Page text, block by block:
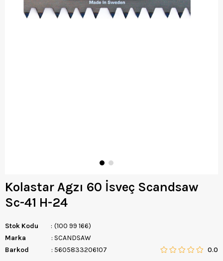
Kolastar Agzı 60 İsveç Scandsaw
Sc-41 H-24
Stok Kodu
(100 99 166)
Marka
: SCANDSAW
Barkod
: 5605833206107 0.0